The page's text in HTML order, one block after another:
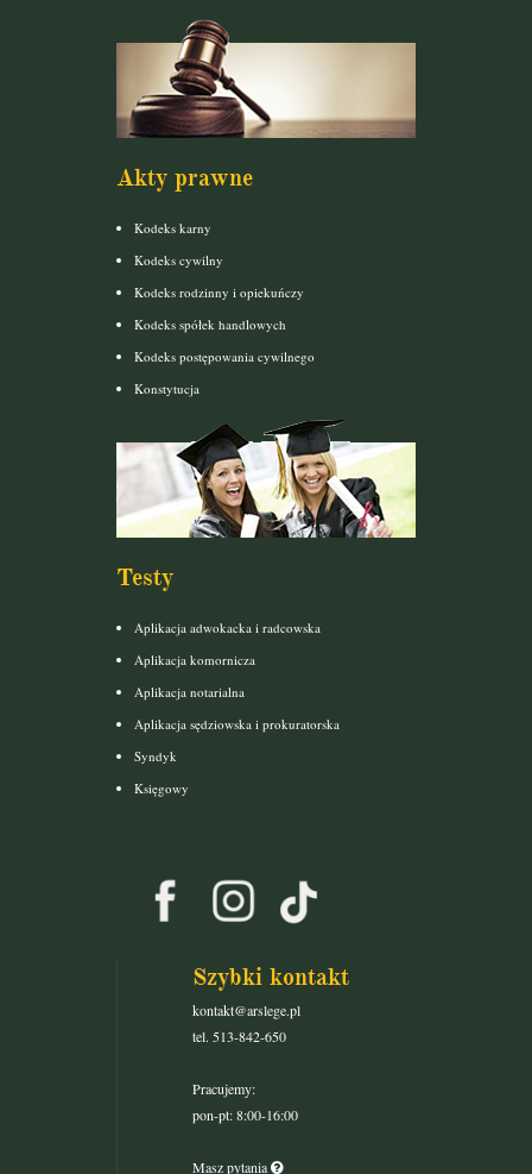
Akty prawne
Kodeks karny
Kodeks cywilny
Kodeks rodzinny i opiekuńczy
Kodeks spółek handlowych
Kodeks postępowania cywilnego
Konstytucja
Testy
Aplikacja adwokacka i radcowska
Aplikacja komornicza
Aplikacja notarialna
Aplikacja sędziowska i prokuratorska
Syndyk
Księgowy
Szybki kontakt
kontakt@arslege.pl
tel. 513-842-650
Pracujemy:
pon-pt: 8:00-16:00
Masz pytania